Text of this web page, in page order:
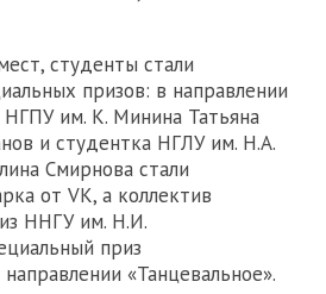
студенты стали
призов: в направлении
им. К. Минина Татьяна
и студентка НГЛУ им. Н.А.
Смирнова стали
от VK, а коллектив
ННГУ им. Н.И.
приз
«Танцевальное».